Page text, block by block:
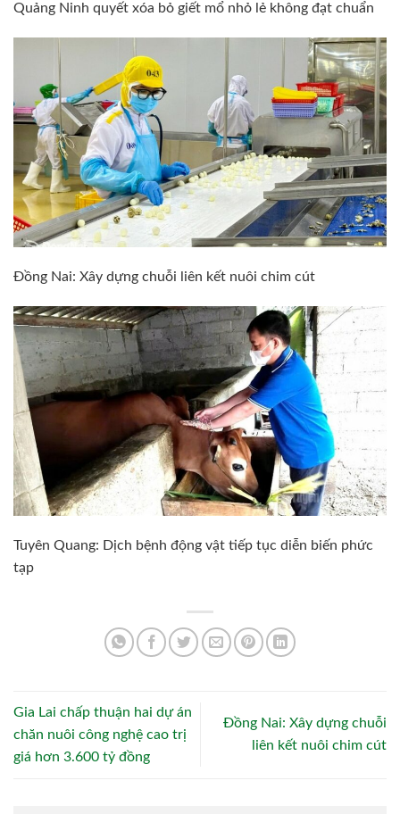
Quảng Ninh quyết xóa bỏ giết mổ nhỏ lẻ không đạt chuẩn
Đồng Nai: Xây dựng chuỗi liên kết nuôi chim cút
Tuyên Quang: Dịch bệnh động vật tiếp tục diễn biến phức
tạp
Gia Lai chấp thuận hai dự án
chăn nuôi công nghệ cao trị
giá hơn 3.600 tỷ đồng
Đồng Nai: Xây dựng chuỗi
liên kết nuôi chim cút